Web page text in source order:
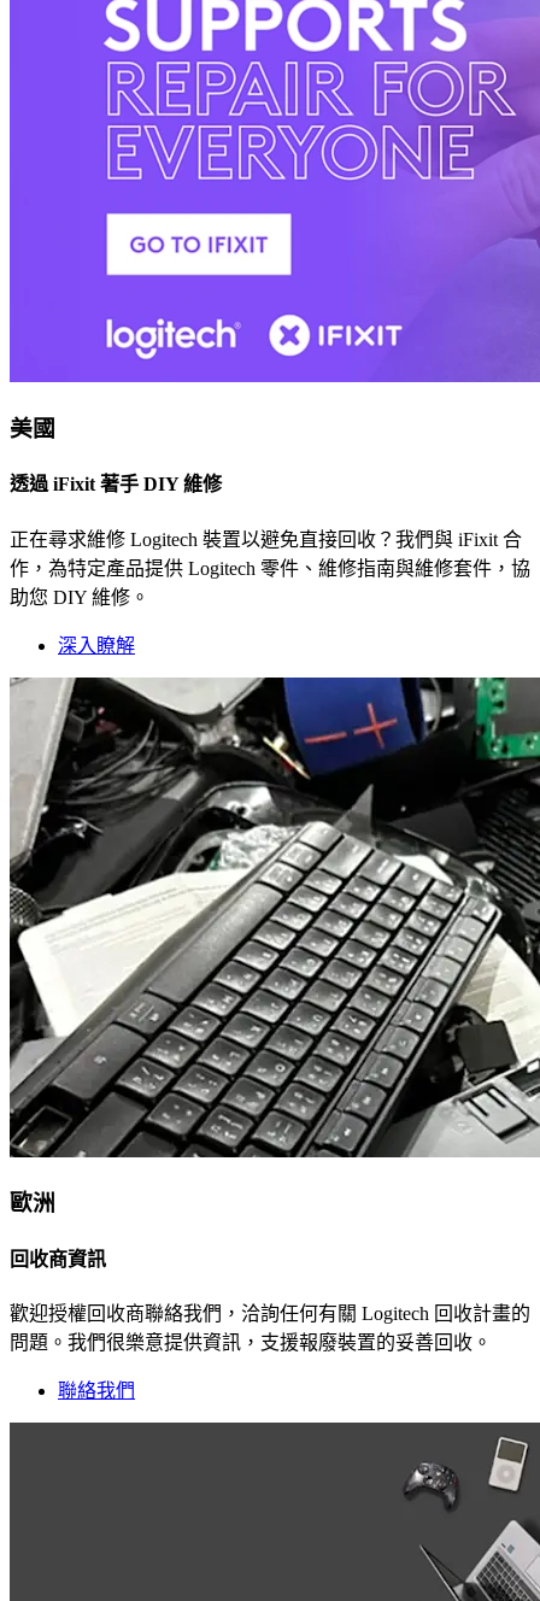
美國
透過 iFixit 著手 DIY 維修
正在尋求維修 Logitech 裝置以避免直接回收？我們與 iFixit 合
作，為特定產品提供 Logitech 零件、維修指南與維修套件，協
助您 DIY 維修。
深入瞭解
歐洲
回收商資訊
歡迎授權回收商聯絡我們，洽詢任何有關 Logitech 回收計畫的
問題。我們很樂意提供資訊，支援報廢裝置的妥善回收。
聯絡我們